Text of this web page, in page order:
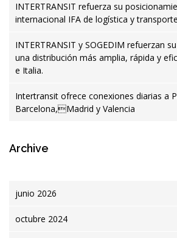
INTERTRANSIT refuerza su
internacional IFA de logística y transporte
INTERTRANSIT y SOGEDIM refuerzan
una distribución más amplia, rápida y
e Italia.
Intertransit ofrece conexiones diarias a
Barcelona,Madrid y Valencia
Archive
junio 2026
octubre 2024